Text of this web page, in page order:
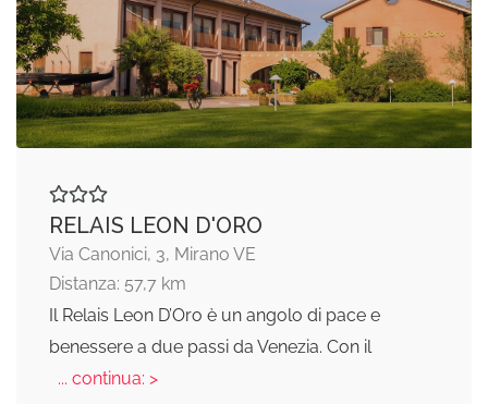
RELAIS LEON D'ORO
Via Canonici, 3, Mirano VE
Distanza: 57,7 km
Il Relais Leon D’Oro è un angolo di pace e
benessere a due passi da Venezia. Con il
... continua: >